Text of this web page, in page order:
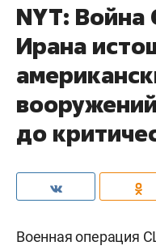
NYT:
Ирана
вооружений
до
Военная операция